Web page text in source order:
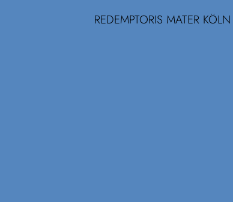
REDEMPTORIS MATER KÖLN